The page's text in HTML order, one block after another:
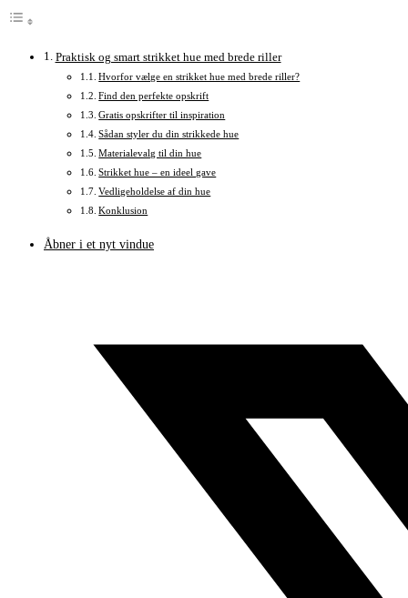
Praktisk og smart strikket hue med brede riller
Hvorfor vælge en strikket hue med brede riller?
Find den perfekte opskrift
Gratis opskrifter til inspiration
Sådan styler du din strikkede hue
Materialevalg til din hue
Strikket hue – en ideel gave
Vedligeholdelse af din hue
Konklusion
Åbner i et nyt vindue